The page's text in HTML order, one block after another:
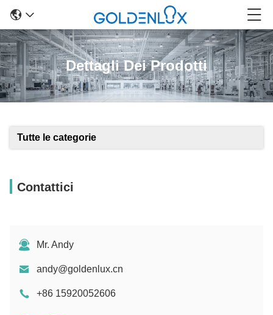
Dettagli Dei Prodotti
Tutte le categorie
Contattici
Mr. Andy
andy@goldenlux.cn
+86 15920052606